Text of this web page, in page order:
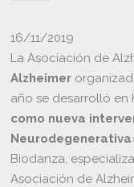
16/11/2019
La Asociación de
Alzheimer
año se desarrolló en
como nueva
Neurodegenerativa
Biodanza,
Asociación de